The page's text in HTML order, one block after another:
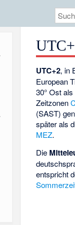
UTC+2, in
European
30° Ost
Zeitzonen
(SAST)
später als
MEZ.
Die
entspricht